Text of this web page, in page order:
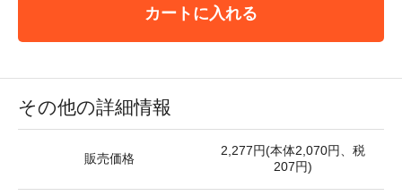
カートに入れる
その他の詳細情報
販売価格
2,277円(本体2,070円、税
207円)